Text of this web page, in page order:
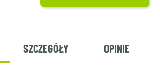
SZCZEGÓŁY OPINIE